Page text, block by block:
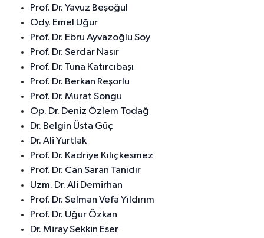
Prof. Dr. Yavuz Beşoğul
Ody. Emel Uğur
Prof. Dr. Ebru Ayvazoğlu Soy
Prof. Dr. Serdar Nasır
Prof. Dr. Tuna Katırcıbaşı
Prof. Dr. Berkan Reşorlu
Prof. Dr. Murat Songu
Op. Dr. Deniz Özlem Todağ
Dr. Belgin Üsta Güç
Dr. Ali Yurtlak
Prof. Dr. Kadriye Kılıçkesmez
Prof. Dr. Can Saran Tanıdır
Uzm. Dr. Ali Demirhan
Prof. Dr. Selman Vefa Yıldırım
Prof. Dr. Uğur Özkan
Dr. Miray Sekkin Eser